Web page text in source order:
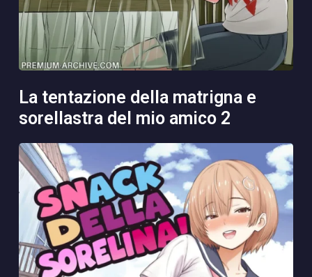
la tentazione della matrigna e
sorellastra del mio amico 2